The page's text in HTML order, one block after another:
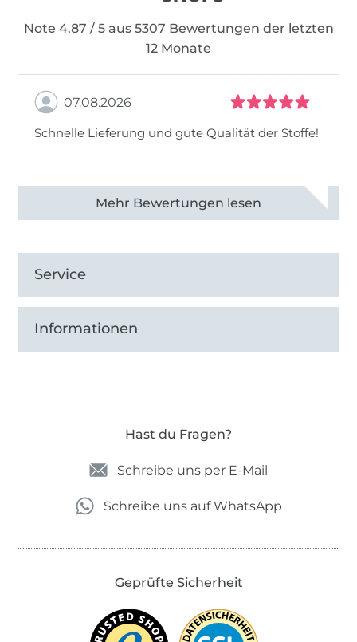
Note 4.87 / 5 aus 5307 Bewertungen der letzten
12 Monate
07.08.2026
Schnelle Lieferung und gute Qualität der Stoffe!
Alle 82968 Bewertungen ansehen
Service
Informationen
Hast du Fragen?
Schreibe uns per E-Mail
Schreibe uns auf WhatsApp
Geprüfte Sicherheit